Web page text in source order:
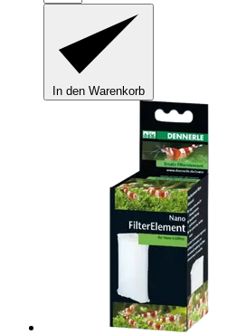
In den Warenkorb